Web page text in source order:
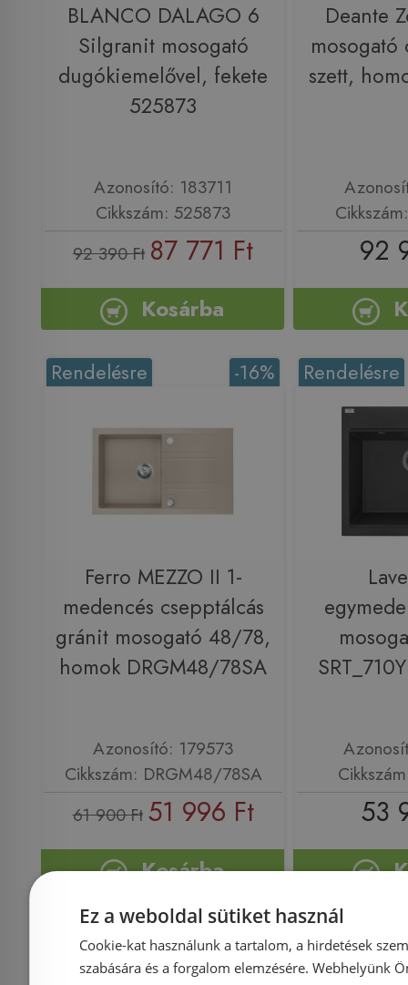
BLANCO DALAGO 6
Silgranit mosogató
dugókiemelővel, fekete
525873
Azonosító: 183711
Cikkszám: 525873
92 390 Ft 87 771 Ft
Kosárba
Deante
szett,
92
-16%
Rendelésre
Ferro MEZZO II 1-
medencés csepptálcás
gránit mosogató 48/78,
homok DRGM48/78SA
Azonosító: 179573
Cikkszám: DRGM48/78SA
61 900 Ft 51 996 Ft
Kosárba
Rendelésre
53
Ez a weboldal sütiket használ
Cookie-kat használunk a tartalom, a hirdetések
szabására és a forgalom elemzésére. Webhelyünk